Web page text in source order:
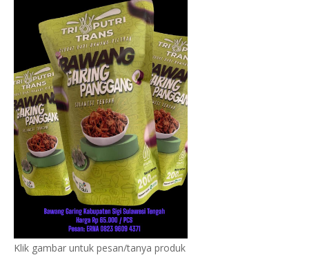
Klik gambar untuk pesan/tanya produk